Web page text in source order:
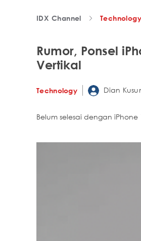
IDX Channel Technology
Rumor, Ponsel
Vertikal
Technology Dian
Belum selesai dengan